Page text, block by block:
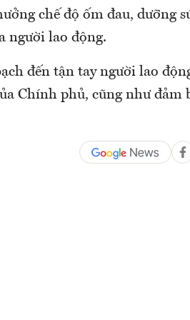
chế độ ốm đau, dưỡng
người lao động.
đến tận tay người lao
Chính phủ, cũng như đảm